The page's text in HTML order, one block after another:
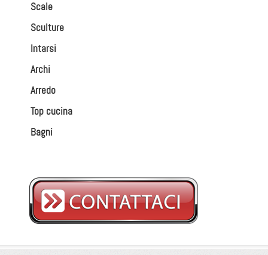
Scale
Sculture
Intarsi
Archi
Arredo
Top cucina
Bagni